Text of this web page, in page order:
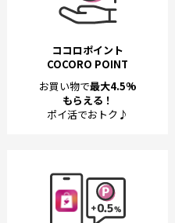
ココロポイント
COCORO POINT
お買い物で最大4.5%
もらえる！
ポイ活でおトク♪